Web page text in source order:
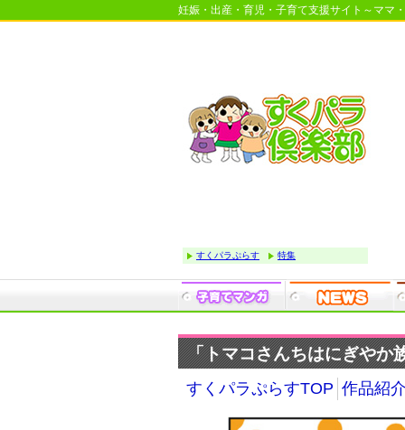
妊娠・出産・育児・子育て支援サイト～ママ
すくパラぷらす 特集
「トマコさんちはにぎやか
すくパラぷらすTOP 作品紹